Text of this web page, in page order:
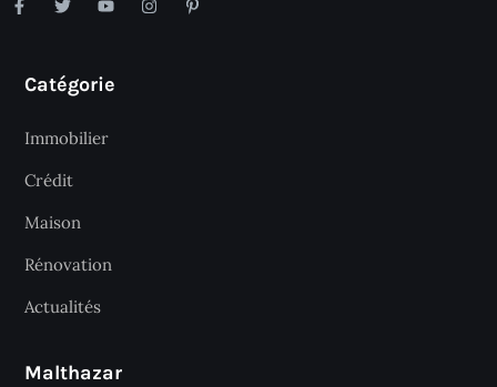
Catégorie
Immobilier
Crédit
Maison
Rénovation
Actualités
Malthazar